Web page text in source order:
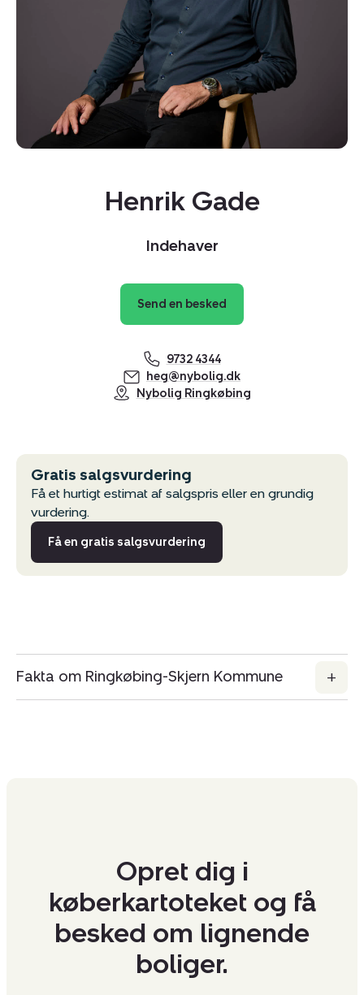
Henrik Gade
Indehaver
Send en besked
9732 4344
heg@nybolig.dk
Nybolig Ringkøbing
Gratis salgsvurdering
Få et hurtigt estimat af salgspris eller en grundig
vurdering.
Få en gratis salgsvurdering
Fakta om Ringkøbing-Skjern Kommune
Opret dig i
køberkartoteket og få
besked om lignende
boliger.